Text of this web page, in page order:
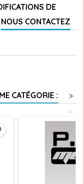
DE
NOUS CONTACTEZ
CATÉGORIE :
>
<